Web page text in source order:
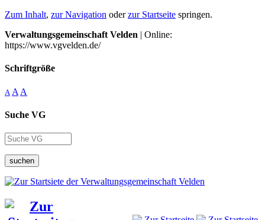
Zum Inhalt, zur Navigation oderzur Startseite springen.
Verwaltungsgemeinschaft Velden | Online:
https://www.vgvelden.de/
Schriftgröße
A A A
Suche VG
suchen